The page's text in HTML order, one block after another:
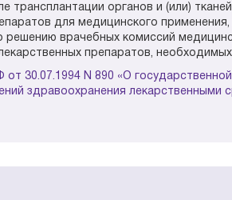
трансплантации органов и (или)
для медицинского
решению врачебных комиссий
препаратов,
от 30.07.1994 N 890 «О
здравоохранения лекарственными